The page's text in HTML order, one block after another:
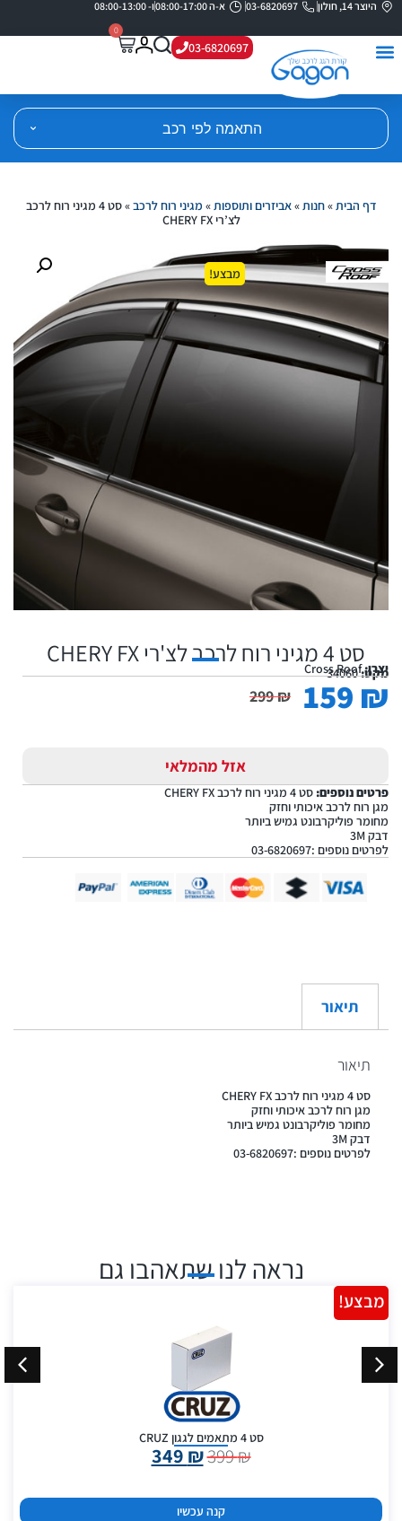
היוצר 14, חולון 03-6820697 א-ה 08:00-17:00 ו- 08:00-13:00
03-6820697
0
התאמה לפי רכב
דף הבית»חנות»אביזרים ותוספות» מגיני רוח לרכב»
סט 4 מגיני רוח לרכב
לצ’רי CHERY FX
מבצע!
סט 4 מגיני רוח לרכב לצ'רי CHERY FX
יצרן:Cross Roofמקט:34060
299₪ 159 ₪
אזל מהמלאי
פרטים נוספים: סט 4 מגיני רוח לרכב CHERY FX
מגן רוח לרכב איכותי וחזק
מחומר פוליקרבונט גמיש ביותר
דבק 3M
לפרטים נוספים :03-6820697
תיאור
תיאור
סט 4 מגיני רוח לרכב CHERY FX
מגן רוח לרכב איכותי וחזק
מחומר פוליקרבונט גמיש ביותר
דבק 3M
לפרטים נוספים :03-6820697
נראה לנו שתאהבו גם
סט 4 מתאמים לגגון CRUZ
399₪
349 ₪
קנה עכשיו
מבצע!